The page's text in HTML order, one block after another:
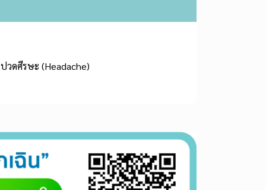
ปวดศีรษะ (Headache)